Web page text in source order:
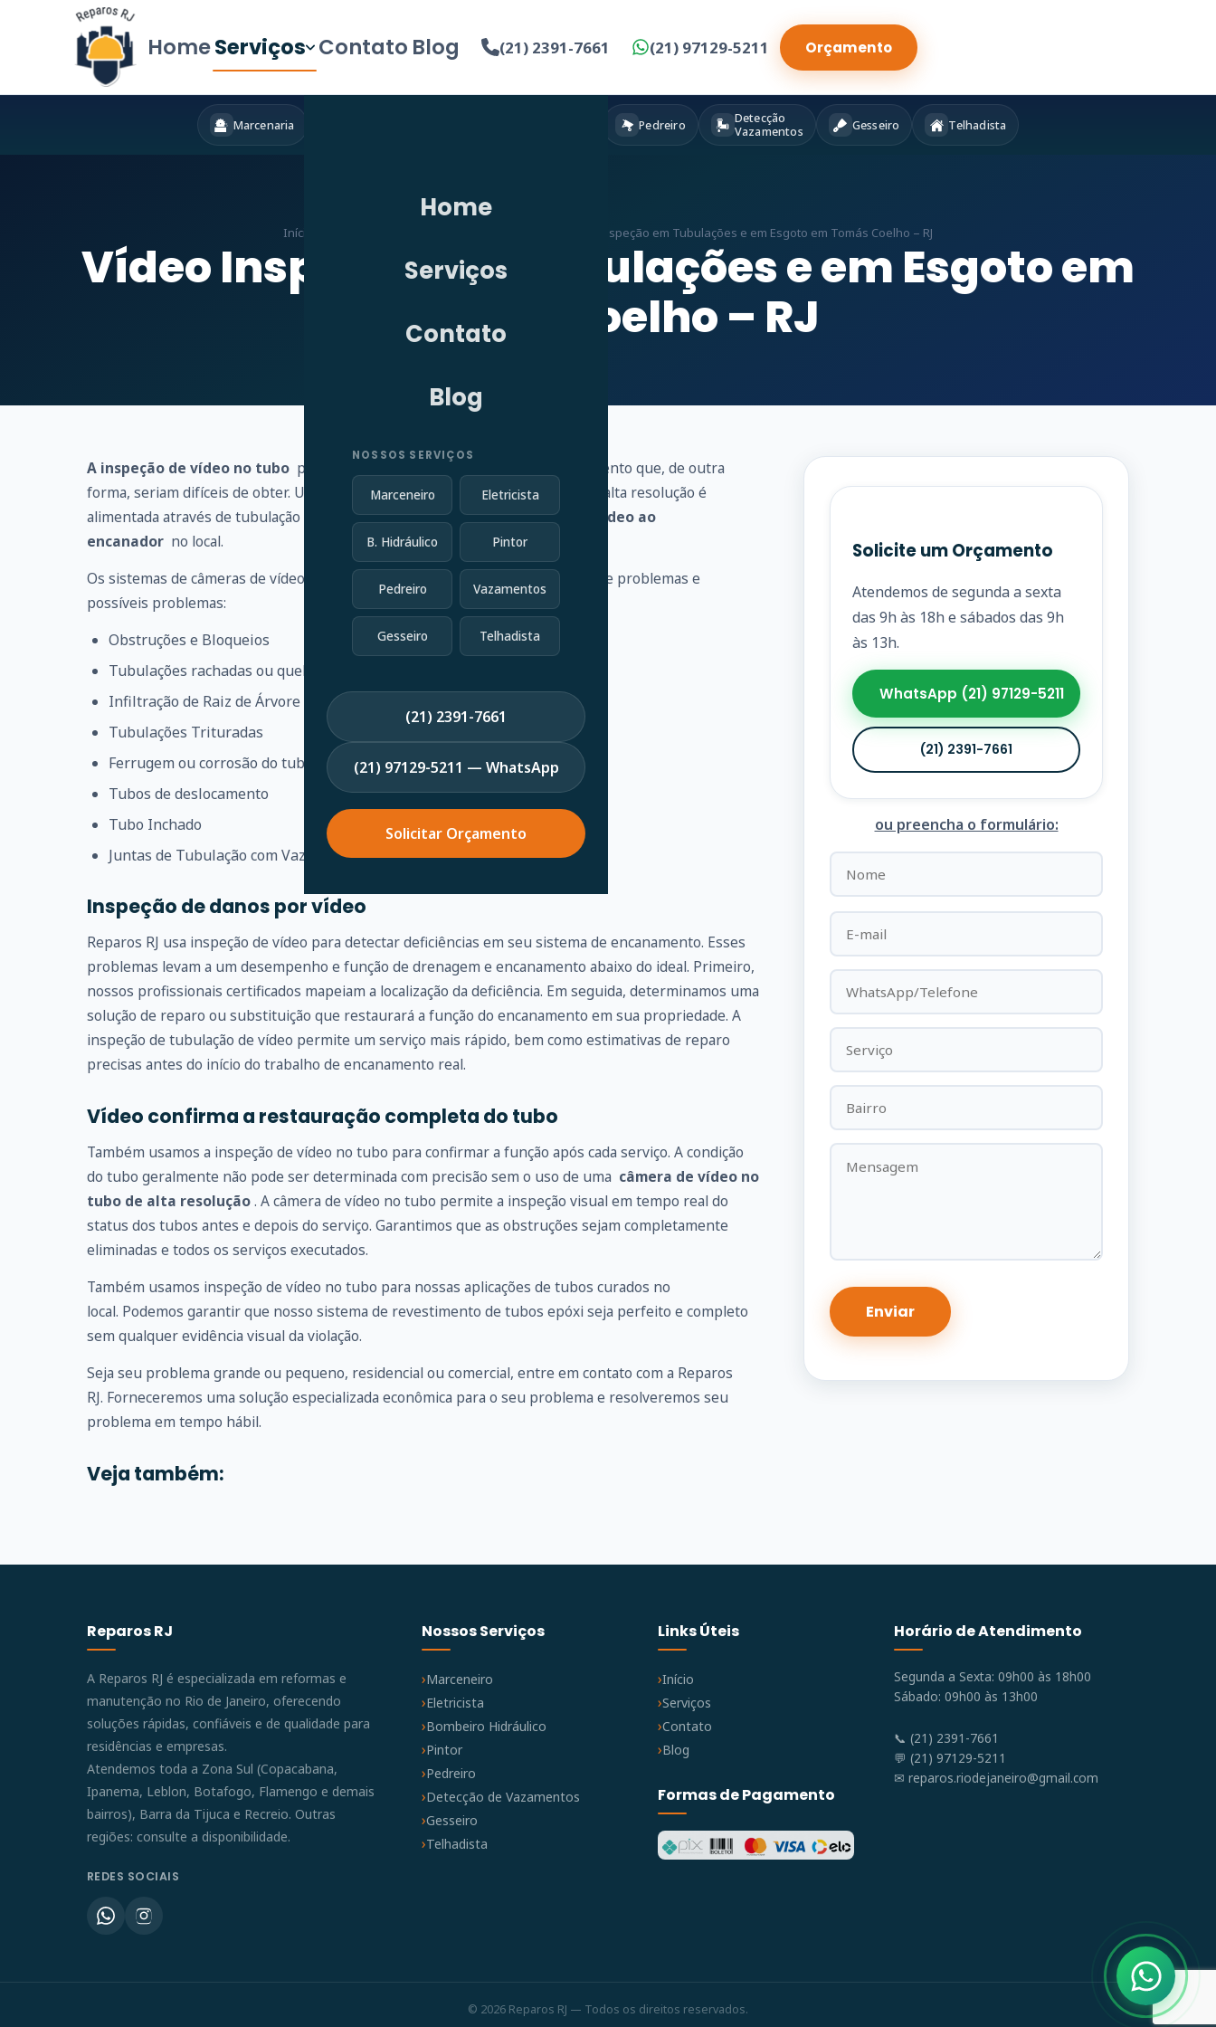
HomeServiços Contato Blog (21) 2391-7661 (21) 97129-5211 Orçamento
Home
Serviços
Contato
Blog
NOSSOS SERVIÇOS
Marceneiro Eletricista
B. Hidráulico Pintor
Pedreiro Vazamentos
Gesseiro Telhadista
(21) 2391-7661
(21) 97129-5211 — WhatsApp
Solicitar Orçamento
Marcenaria Pedreiro
Detecção
Vazamentos
Gesseiro Telhadista
Início Vídeo Inspeção em Tubulações e em Esgoto em Tomás Coelho – RJ
Vídeo Inspeção em Tubulações e em Esgoto em
Tomás Coelho – RJ
A inspeção de vídeo no tubo pode identificar vários problemas de encanamento que, de outra
forma, seriam difíceis de obter. Uma haste flexível conectada a uma câmera de alta resolução é
alimentada através de tubulação ou linha de esgoto e fornecefeedback de vídeo ao
encanador no local.
Os sistemas de câmeras de vídeo no tubo ajudam a identificar uma variedade de problemas e
possíveis problemas:
Obstruções e Bloqueios
Tubulações rachadas ou quebradas
Infiltração de Raiz de Árvore
Tubulações Trituradas
Ferrugem ou corrosão do tubo
Tubos de deslocamento
Tubo Inchado
Juntas de Tubulação com Vazamento
Inspeção de danos por vídeo
Reparos RJ usa inspeção de vídeo para detectar deficiências em seu sistema de encanamento. Esses
problemas levam a um desempenho e função de drenagem e encanamento abaixo do ideal. Primeiro,
nossos profissionais certificados mapeiam a localização da deficiência. Em seguida, determinamos uma
solução de reparo ou substituição que restaurará a função do encanamento em sua propriedade. A
inspeção de tubulação de vídeo permite um serviço mais rápido, bem como estimativas de reparo
precisas antes do início do trabalho de encanamento real.
Vídeo confirma a restauração completa do tubo
Também usamos a inspeção de vídeo no tubo para confirmar a função após cada serviço. A condição
do tubo geralmente não pode ser determinada com precisão sem o uso de uma câmera de vídeo no
tubo de alta resolução. A câmera de vídeo no tubo permite a inspeção visual em tempo real do
status dos tubos antes e depois do serviço. Garantimos que as obstruções sejam completamente
eliminadas e todos os serviços executados.
Também usamos inspeção de vídeo no tubo para nossas aplicações de tubos curados no
local. Podemos garantir que nosso sistema de revestimento de tubos epóxi seja perfeito e completo
sem qualquer evidência visual da violação.
Seja seu problema grande ou pequeno, residencial ou comercial, entre em contato com a Reparos
RJ. Forneceremos uma solução especializada econômica para o seu problema e resolveremos seu
problema em tempo hábil.
Veja também:
Solicite um Orçamento
Atendemos de segunda a sexta
das 9h às 18h e sábados das 9h
às 13h.
WhatsApp (21) 97129-5211
(21) 2391-7661
ou preencha o formulário:
Reparos RJ
A Reparos RJ é especializada em reformas e
manutenção no Rio de Janeiro, oferecendo
soluções rápidas, confiáveis e de qualidade para
residências e empresas.
Atendemos toda a Zona Sul (Copacabana,
Ipanema, Leblon, Botafogo, Flamengo e demais
bairros), Barra da Tijuca e Recreio. Outras
regiões: consulte a disponibilidade.
REDES SOCIAIS
Nossos Serviços
Marceneiro
Eletricista
Bombeiro Hidráulico
Pintor
Pedreiro
Detecção de Vazamentos
Gesseiro
Telhadista
Links Úteis
Início
Serviços
Contato
Blog
Formas de Pagamento
Horário de Atendimento
Segunda a Sexta: 09h00 às 18h00
Sábado: 09h00 às 13h00
📞 (21) 2391-7661
💬 (21) 97129-5211
✉ reparos.riodejaneiro@gmail.com
© 2026 Reparos RJ — Todos os direitos reservados.